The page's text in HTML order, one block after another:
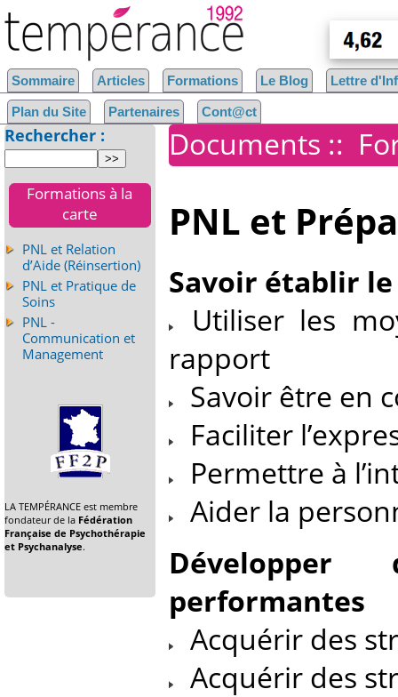
Documents ::
PNL et
Savoir établir
Utiliser les
rapport
Savoir être en
Faciliter
Permettre à
Aider la
Développer
performantes
Acquérir des
Acquérir des
Sommaire Articles Formations Le Blog Lettre
Plan du Site Partenaires Cont@ct
Rechercher :
Formations à la
carte
PNL et Relation
d’Aide (Réinsertion)
PNL et Pratique de
Soins
PNL -
Communication et
Management
LA TEMPÉRANCE est membre
fondateur de la Fédération
Française de Psychothérapie
et Psychanalyse.